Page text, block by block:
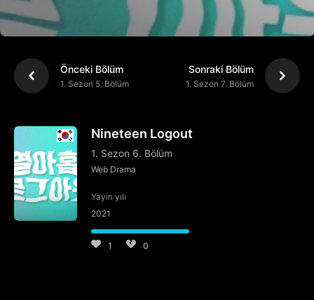
Önceki Bölüm
1. Sezon 5. Bölüm
Sonraki Bölüm
1. Sezon 7. Bölüm
Nineteen Logout
1. Sezon 6. Bölüm
Web Drama
Yayın yılı
2021
1 0